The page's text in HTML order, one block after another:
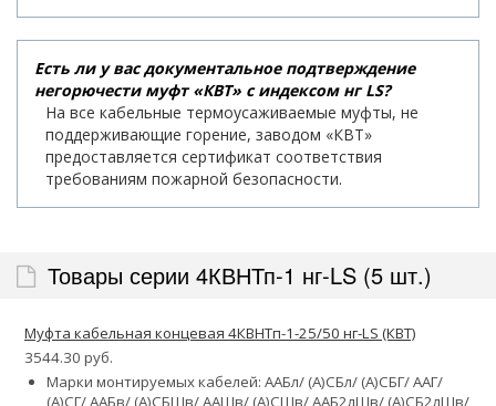
Есть ли у вас документальное подтверждение
негорючести муфт «КВТ» с индексом нг LS?
На все кабельные термоусаживаемые муфты, не
поддерживающие горение, заводом «КВТ»
предоставляется сертификат соответствия
требованиям пожарной безопасности.
Товары серии 4КВНТп-1 нг-LS (5 шт.)
Муфта кабельная концевая 4КВНТп-1-25/50 нг-LS (КВТ)
3544.30 руб.
Марки монтируемых кабелей: ААБл/ (А)СБл/ (А)СБГ/ ААГ/
(А)СГ/ ААБв/ (А)СБШв/ ААШв/ (А)СШв/ ААБ2лШв/ (А)СБ2лШв/